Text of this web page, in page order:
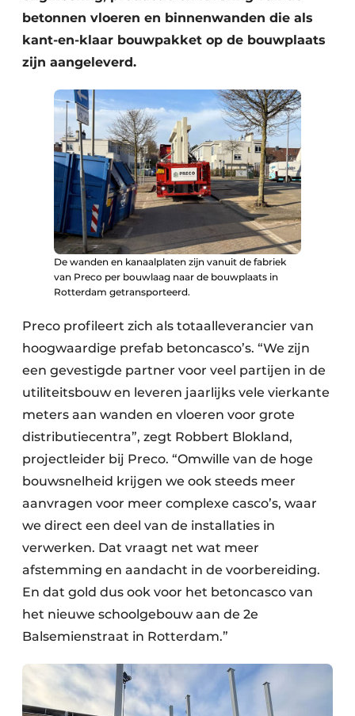
betonnen vloeren en binnenwanden die als
kant-en-klaar bouwpakket op de bouwplaats
zijn aangeleverd.
De wanden en kanaalplaten zijn vanuit de fabriek
van Preco per bouwlaag naar de bouwplaats in
Rotterdam getransporteerd.
Preco profileert zich als totaalleverancier van
hoogwaardige prefab betoncasco’s. “We zijn
een gevestigde partner voor veel partijen in de
utiliteitsbouw en leveren jaarlijks vele vierkante
meters aan wanden en vloeren voor grote
distributiecentra”, zegt Robbert Blokland,
projectleider bij Preco. “Omwille van de hoge
bouwsnelheid krijgen we ook steeds meer
aanvragen voor meer complexe casco’s, waar
we direct een deel van de installaties in
verwerken. Dat vraagt net wat meer
afstemming en aandacht in de voorbereiding.
En dat gold dus ook voor het betoncasco van
het nieuwe schoolgebouw aan de 2e
Balsemienstraat in Rotterdam.”